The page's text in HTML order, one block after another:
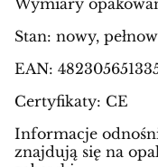
Wymiary
Stan: nowy,
EAN:
Certyfikaty: CE
Informacje
znajdują się na